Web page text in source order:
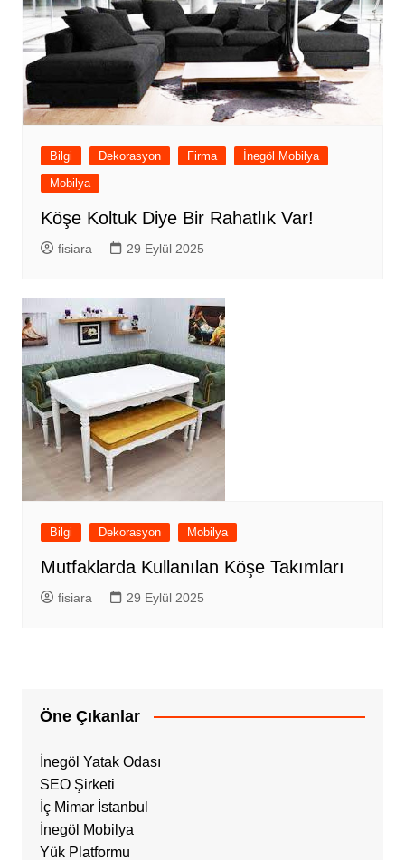
Bilgi Dekorasyon Firma
İnegöl Mobilya
Mobilya
Köşe Koltuk Diye Bir Rahatlık Var!
fisiara 29 Eylül 2025
Bilgi Dekorasyon Mobilya
Mutfaklarda Kullanılan Köşe Takımları
fisiara 29 Eylül 2025
Öne Çıkanlar
İnegöl Yatak Odası
SEO Şirketi
İç Mimar İstanbul
İnegöl Mobilya
Yük Platformu